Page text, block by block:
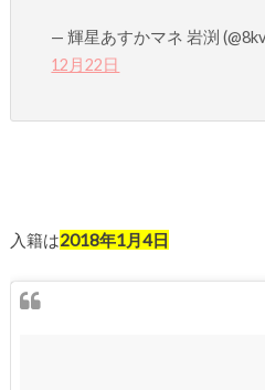
— 輝星あすかマネ 岩渕
12月22日
入籍は2018年1月4日